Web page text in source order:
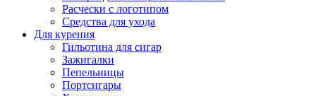
Расчески с логотипом
Средства для ухода
Для курения
Гильотина для сигар
Зажигалки
Пепельницы
Портсигары